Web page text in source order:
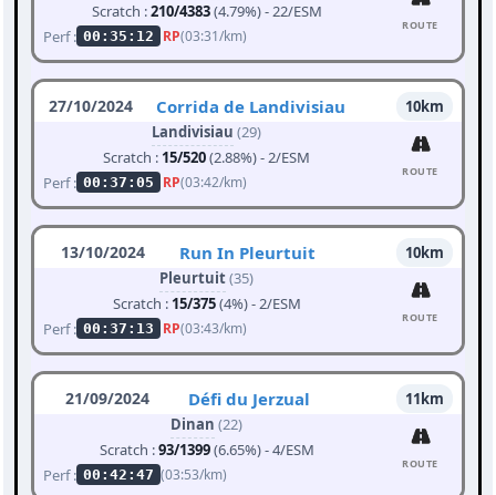
Scratch :210/4383(4.79%) - 22/ESM
Perf : 00:35:12 RP(03:31/km)
ROUTE
27/10/2024 Corrida de Landivisiau
10km
Landivisiau (29)
Scratch : 15/520(2.88%) - 2/ESM
Perf : 00:37:05 RP(03:42/km)
ROUTE
13/10/2024 Run In Pleurtuit
10km
Pleurtuit(35)
Scratch : 15/375(4%) - 2/ESM
Perf : 00:37:13 RP(03:43/km)
ROUTE
21/09/2024 Défi du Jerzual
11km
Dinan (22)
Scratch :93/1399(6.65%) - 4/ESM
Perf : 00:42:47 (03:53/km)
ROUTE